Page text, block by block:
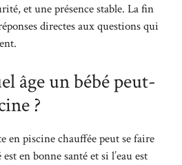
et une présence stable. La fin
directes aux questions qui
âge un bébé peut-
?
en piscine chauffée peut se faire
en bonne santé et si l’eau est